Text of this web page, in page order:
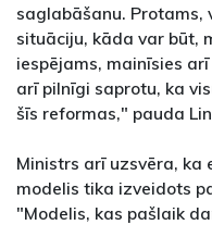
saglabāšanu. Protams,
situāciju, kāda var būt,
iespējams, mainīsies
arī pilnīgi saprotu, ka
šīs reformas," pauda
Ministrs arī uzsvēra, ka
modelis tika izveidots
"Modelis, kas pašlaik